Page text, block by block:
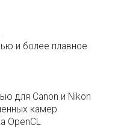
и более плавное
для Canon и Nikon
камер